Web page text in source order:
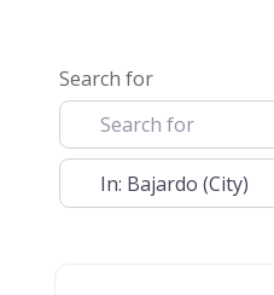
Search for
Near